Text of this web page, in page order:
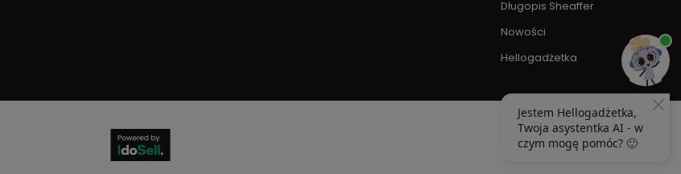
Długopis Sheaffer
Nowości
Hellogadżetka